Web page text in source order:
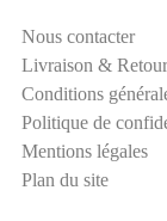
p
a
m
E
-
m
Nous contacter
Livraison & Retour
Conditions
Politique de
Mentions légales
Plan du site